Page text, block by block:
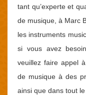
tant qu’experte et
de musique, à Marc
les instruments
si vous avez
veuillez faire appel
de musique à des
ainsi que dans tout le